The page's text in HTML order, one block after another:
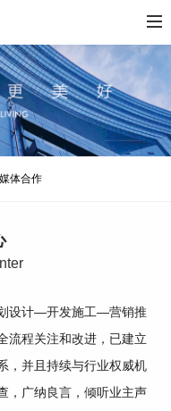
媒体合作
设计—开发施工—营销推
程关注和改进，已建立
，并且持续与行业权威机
，广纳良言，倾听业主声